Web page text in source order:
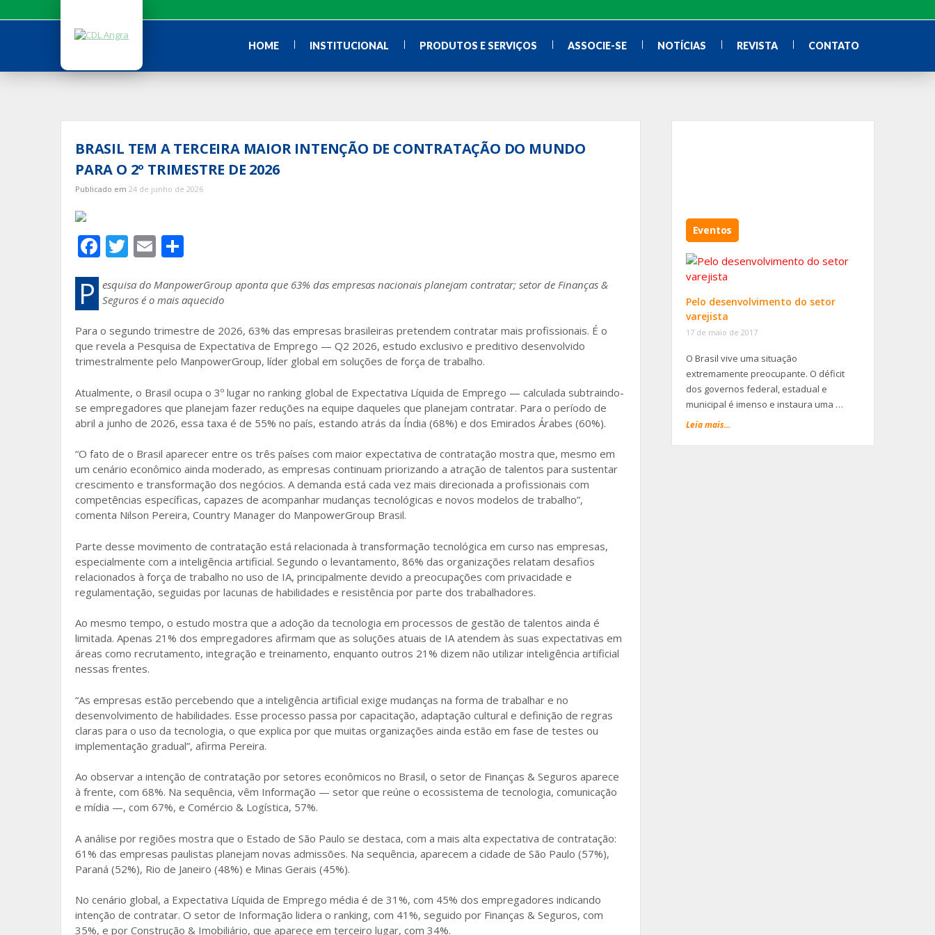
para
HOME INSTITUCIONAL PRODUTOS E SERVIÇOS ASSOCIE-SE NOTÍCIAS REVISTA CONTATO
BRASIL TEM A TERCEIRA MAIOR INTENÇÃO DE CONTRATAÇÃO DO MUNDO
PARA O 2º TRIMESTRE DE 2026
Publicado em 24 de junho de 2026
F
ac
e
b
o
o
T
w
itt
er
E
m
ai
l
ar
e
P esquisa do ManpowerGroup aponta que 63% das empresas nacionais planejam contratar; setor de Finanças &
Seguros é o mais aquecido
Para o segundo trimestre de 2026, 63% das empresas brasileiras pretendem contratar mais profissionais. É o
que revela a Pesquisa de Expectativa de Emprego — Q2 2026, estudo exclusivo e preditivo desenvolvido
trimestralmente pelo ManpowerGroup, líder global em soluções de força de trabalho.
Atualmente, o Brasil ocupa o 3º lugar no ranking global de Expectativa Líquida de Emprego — calculada subtraindo-
se empregadores que planejam fazer reduções na equipe daqueles que planejam contratar. Para o período de
abril a junho de 2026, essa taxa é de 55% no país, estando atrás da Índia (68%) e dos Emirados Árabes (60%).
“O fato de o Brasil aparecer entre os três países com maior expectativa de contratação mostra que, mesmo em
um cenário econômico ainda moderado, as empresas continuam priorizando a atração de talentos para sustentar
crescimento e transformação dos negócios. A demanda está cada vez mais direcionada a profissionais com
competências específicas, capazes de acompanhar mudanças tecnológicas e novos modelos de trabalho”,
comenta Nilson Pereira, Country Manager do ManpowerGroup Brasil.
Parte desse movimento de contratação está relacionada à transformação tecnológica em curso nas empresas,
especialmente com a inteligência artificial. Segundo o levantamento, 86% das organizações relatam desafios
relacionados à força de trabalho no uso de IA, principalmente devido a preocupações com privacidade e
regulamentação, seguidas por lacunas de habilidades e resistência por parte dos trabalhadores.
Ao mesmo tempo, o estudo mostra que a adoção da tecnologia em processos de gestão de talentos ainda é
limitada. Apenas 21% dos empregadores afirmam que as soluções atuais de IA atendem às suas expectativas em
áreas como recrutamento, integração e treinamento, enquanto outros 21% dizem não utilizar inteligência artificial
nessas frentes.
“As empresas estão percebendo que a inteligência artificial exige mudanças na forma de trabalhar e no
desenvolvimento de habilidades. Esse processo passa por capacitação, adaptação cultural e definição de regras
claras para o uso da tecnologia, o que explica por que muitas organizações ainda estão em fase de testes ou
implementação gradual”, afirma Pereira.
Ao observar a intenção de contratação por setores econômicos no Brasil, o setor de Finanças & Seguros aparece
à frente, com 68%. Na sequência, vêm Informação — setor que reúne o ecossistema de tecnologia, comunicação
e mídia —, com 67%, e Comércio & Logística, 57%.
A análise por regiões mostra que o Estado de São Paulo se destaca, com a mais alta expectativa de contratação:
61% das empresas paulistas planejam novas admissões. Na sequência, aparecem a cidade de São Paulo (57%),
Paraná (52%), Rio de Janeiro (48%) e Minas Gerais (45%).
No cenário global, a Expectativa Líquida de Emprego média é de 31%, com 45% dos empregadores indicando
intenção de contratar. O setor de Informação lidera o ranking, com 41%, seguido por Finanças & Seguros, com
35%, e por Construção & Imobiliário, que aparece em terceiro lugar, com 34%.
Eventos
Pelo desenvolvimento do setor
varejista
17 de maio de 2017
O Brasil vive uma situação
extremamente preocupante. O déficit
dos governos federal, estadual e
municipal é imenso e instaura uma …
Leia mais...